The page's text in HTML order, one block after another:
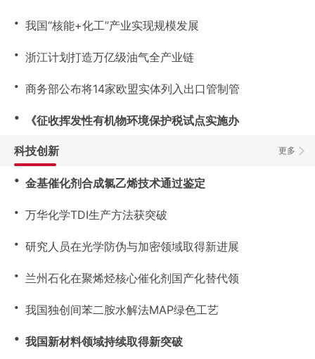
・ 我国“核能+化工”产业实现规模发展
・ 浙江计划打造万亿级油气全产业链
・ 商务部公布将14家欧盟实体列入出口管制管
・ 《征收挥发性有机物环境保护税试点实施办
更多
科技创新
・ 金基催化剂合成氯乙烯技术通过鉴定
・ 万华化学TDI生产方法获突破
・ 研究人员在光学防伪与加密领域取得新进展
・ 兰州石化在聚烯烃核心催化剂国产化替代领
・ 我国独创间苯二胺水解法MAP绿色工艺
・ 我国新材料领域持续取得新突破